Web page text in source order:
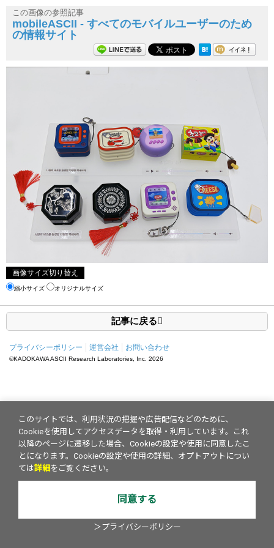
この画像の参照記事
mobileASCII - すべてのモバイルユーザーのため
の情報サイト
画像サイズ切り替え
縮小サイズ オリジナルサイズ
記事に戻る
プライバシーポリシー 運営会社 お問い合わせ
©KADOKAWA ASCII Research Laboratories, Inc. 2026
このサイトでは、利用状況の把握や広告配信などのために、
Cookieを使用してアクセスデータを取得・利用しています。これ
以降のページに遷移した場合、Cookieの設定や使用に同意したこ
とになります。Cookieの設定や使用の詳細、オプトアウトについ
ては詳細 をご覧ください。
同意する
＞プライバシーポリシー